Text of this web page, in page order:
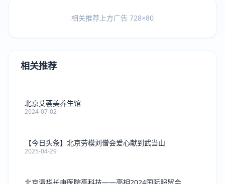
相关推荐上方广告 728×80
相关推荐
北京艾荟美养生馆
2024-07-02
【今日头条】北京劳模刘僧会爱心献到武当山
2025-04-29